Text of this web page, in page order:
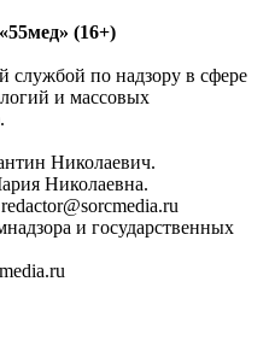
(16+)
службой по надзору в сфере
и массовых
Николаевич.
Николаевна.
и государственных